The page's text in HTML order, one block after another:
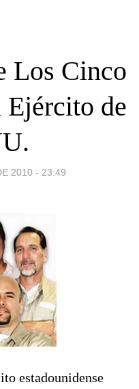
Los Cinco
de
2010 - 23:49
estadounidense